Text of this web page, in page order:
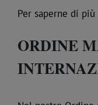
Per saperne di più
ORDINE